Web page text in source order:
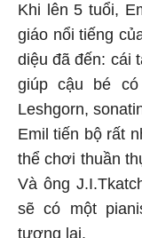
Khi lên 5 tuổi,
giáo nổi tiếng
diệu đã đến: cái
giúp cậu bé
Leshgorn,
Emil tiến bộ rất
thể chơi thuần
Và ông
sẽ có một
tương lai.